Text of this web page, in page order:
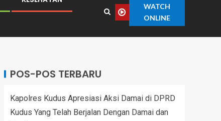
WATCH
ONLINE
POS-POS TERBARU
Kapolres Kudus Apresiasi Aksi Damai di DPRD
Kudus Yang Telah Berjalan Dengan Damai dan